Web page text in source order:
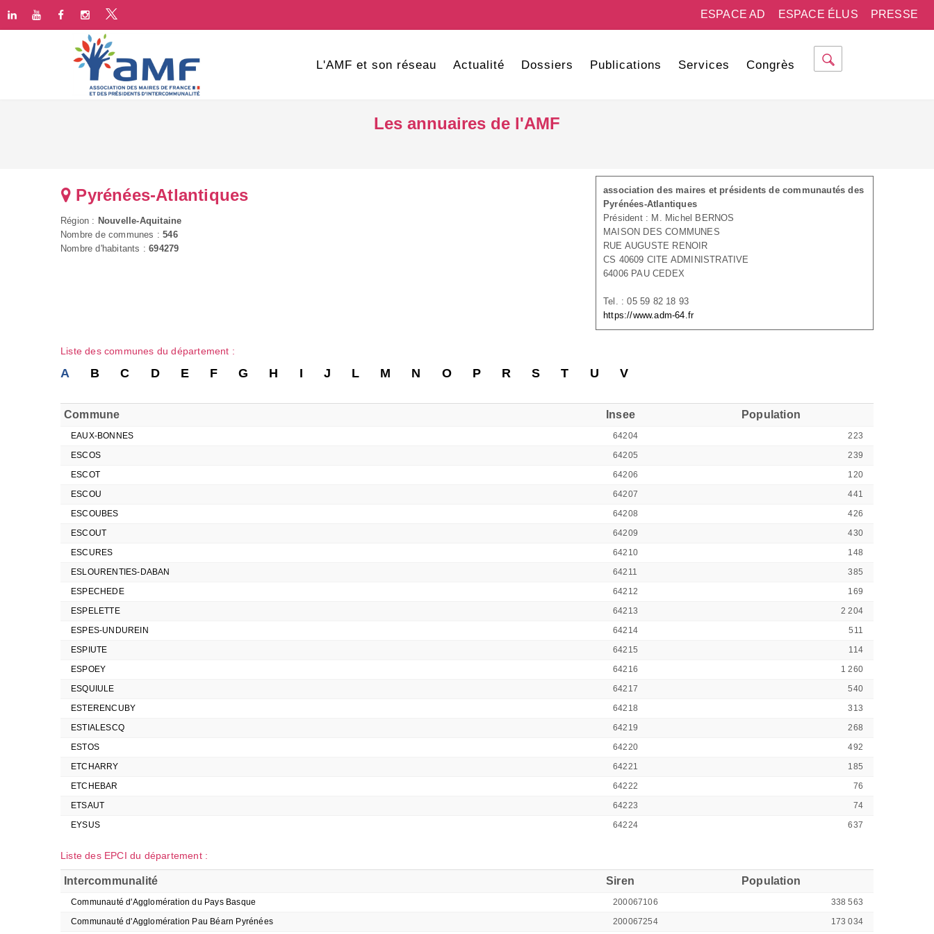
PRESSE
ESPACE ÉLUS
ESPACE AD
L'AMF et son réseau Actualité Dossiers Publications Services Congrès
Les annuaires de l'AMF
association des maires et présidents de communautés des
Pyrénées-Atlantiques
Président : M. Michel BERNOS
MAISON DES COMMUNES
RUE AUGUSTE RENOIR
CS 40609 CITE ADMINISTRATIVE
64006 PAU CEDEX
Tel. : 05 59 82 18 93
https://www.adm-64.fr
Pyrénées-Atlantiques
Région : Nouvelle-Aquitaine
Nombre de communes :546
Nombre d'habitants :694279
Liste des communes du département :
A B C D E F G H I J L M N O P R S T U V
Commune Insee Population
EAUX-BONNES 64204
223
ESCOS
64205
239
ESCOT
64206
120
ESCOU
64207
441
ESCOUBES
64208
426
ESCOUT
64209
430
ESCURES
64210
148
ESLOURENTIES-DABAN
64211
385
ESPECHEDE
64212
169
ESPELETTE
64213
2 204
ESPES-UNDUREIN
64214
511
ESPIUTE
64215
114
ESPOEY
64216
1 260
ESQUIULE
64217
540
ESTERENCUBY
64218
313
ESTIALESCQ
64219
268
ESTOS
64220
492
ETCHARRY
64221
185
ETCHEBAR
64222
76
ETSAUT
64223
74
EYSUS
64224 637
Liste des EPCI du département :
Intercommunalité Siren Population
Communauté d'Agglomération du Pays Basque 200067106
338 563
Communauté d'Agglomération Pau Béarn Pyrénées
200067254 173 034